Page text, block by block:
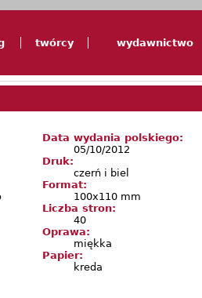
twórcy wydawnictwo
Data wydania polskiego:
05/10/2012
Druk:
czerń i biel
Format:
100x110 mm
Liczba stron:
40
Oprawa:
miękka
Papier:
kreda